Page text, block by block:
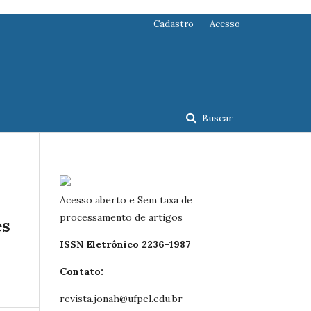
Buscar
Cadastro Acesso
Acesso aberto e Sem taxa de
processamento de artigos
ISSN Eletrônico 2236-1987
Contato:
revista.jonah@ufpel.edu.br